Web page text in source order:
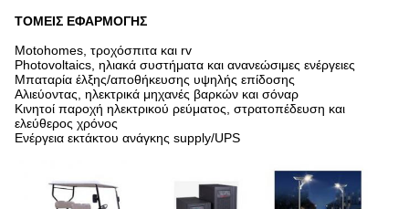
ΤΟΜΕΙΣ ΕΦΑΡΜΟΓΗΣ
Motohomes, τροχόσπιτα και rv
Photovoltaics, ηλιακά συστήματα και ανανεώσιμες ενέργειες
Μπαταρία έλξης/αποθήκευσης υψηλής επίδοσης
Αλιεύοντας, ηλεκτρικά μηχανές βαρκών και σόναρ
Κινητοί παροχή ηλεκτρικού ρεύματος, στρατοπέδευση και
ελεύθερος χρόνος
Ενέργεια εκτάκτου ανάγκης supply/UPS